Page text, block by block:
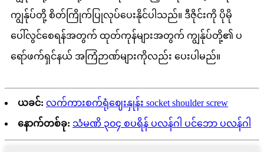
ကျွန်ုပ်တို့ စိတ်ကြိုက်ပြုလုပ်ပေးနိုင်ပါသည်။ ဒီဇိုင်းကို ပိုမို
ပေါ်လွင်စေရန်အတွက် ထုတ်ကုန်များအတွက် ကျွန်ုပ်တို့၏ ပ
ရော်ဖက်ရှင်နယ် အကြံဉာဏ်များကိုလည်း ပေးပါမည်။
ယခင်: လက်ကားစက်ရုံဈေးနှုန်း socket shoulder screw
နောက်တစ်ခု: သံမဏိ ၃၀၄ စပရိန် ပလန်ဂါ ပင်ဘော ပလန်ဂါ